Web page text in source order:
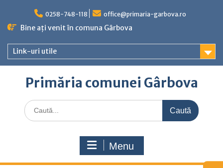
content
0258-748-118 office@primaria-garbova.ro
Bine ați venit în comuna Gârbova
Link-uri utile
Primăria comunei Gârbova
Caută
for:
Menu